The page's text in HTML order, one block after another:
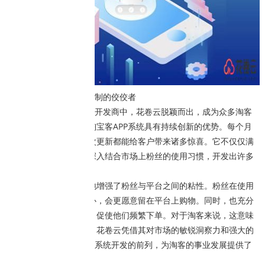
花卷云：淘客APP定制的佼佼者
在众多淘客APP系统开发商中，花卷云脱颖而出，成为众多淘客
的首选。花卷云出售的淘宝客APP系统具有持续创新的优势。每个月
都会进行多次更新，每次更新都能给客户带来诸多惊喜。它不仅仅满
足于现有的功能，而是深入结合市场上粉丝的使用习惯，开发出许多
这些实用功能极大地增强了粉丝与平台之间的粘性。粉丝在使用
过程中感受到便捷和贴心，会更愿意留在平台上购物。同时，也充分
激发了粉丝的购买激情，促使他们频繁下单。对于淘客来说，这意味
着真实的收入不断增加。花卷云凭借其对市场的敏锐洞察力和强大的
技术实力，始终走在APP系统开发的前列，为淘客的事业发展提供了